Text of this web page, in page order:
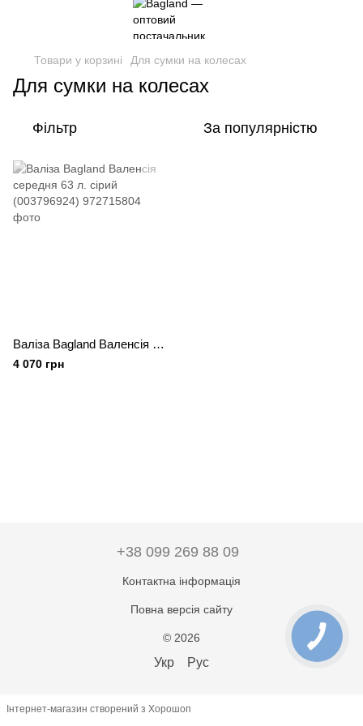
Товари у корзині Для сумки на колесах
Для сумки на колесах
Фільтр За популярністю
Валіза Bagland Валенсія середня 63 л. сірий (003796924)
4 070 грн
+38 099 269 88 09
Контактна інформація
Повна версія сайту
© 2026
Укр Рус
Інтернет-магазин створений з Хорошоп